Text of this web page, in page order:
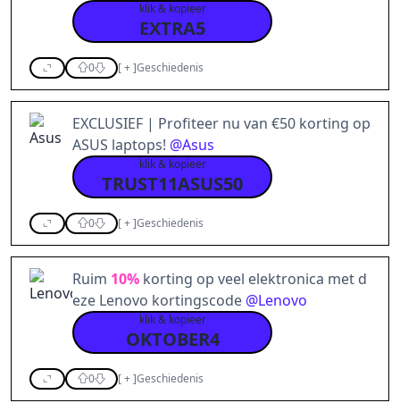
klik & kopieer
EXTRA5
0 [+]Geschiedenis
EXCLUSIEF | Profiteer nu van €50 korting op
ASUS laptops! @Asus
klik & kopieer
TRUST11ASUS50
0 [+]Geschiedenis
Ruim 10% korting op veel elektronica met d
eze Lenovo kortingscode @Lenovo
klik & kopieer
OKTOBER4
0 [+]Geschiedenis